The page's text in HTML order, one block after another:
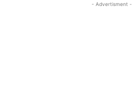
- Advertisment -